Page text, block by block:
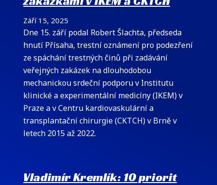
Září 15, 2025
Dne 15. září podal Robert Šlachta, předseda
hnutí Přísaha, trestní oznámení pro podezření
ze spáchání trestných činů při zadávání
veřejných zakázek na dlouhodobou
mechanickou srdeční podporu v Institutu
klinické a experimentální medicíny (IKEM) v
Praze a v Centru kardiovaskulární a
transplantační chirurgie (CKTCH) v Brně v
letech 2015 až 2022.
Vladimír Kremlík: 10 priorit